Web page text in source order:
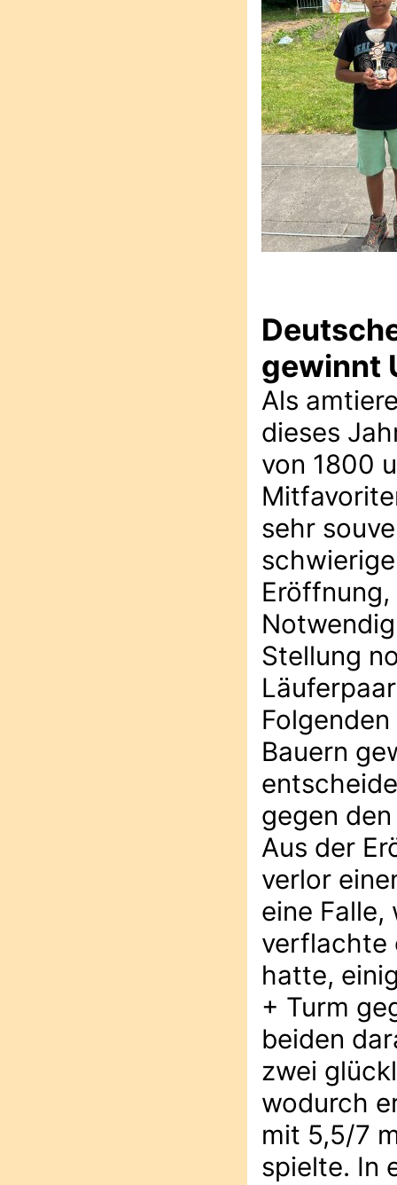
gewinnt
Als
dieses
von 1800
sehr
Stellung
Bauern
gegen
Aus der
verlor
eine
verflachte
hatte,
+ Turm
beiden
zwei
wodurch
mit 5,5/7
spielte. In